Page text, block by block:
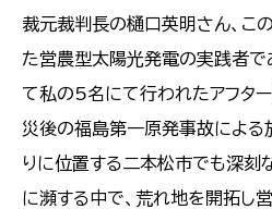
裁元裁判長の樋口英明さん、こ
た営農型太陽光発電の実践者で
て私の5名にて行われたアフタ
災後の福島第一原発事故による
りに位置する二本松市でも深刻
に瀕する中で、荒れ地を開拓し